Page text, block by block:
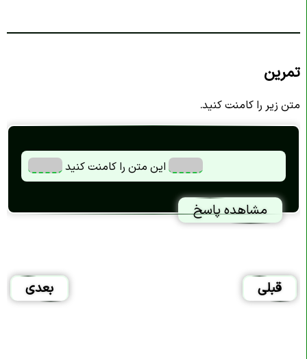
تمرین
متن زیر را کامنت کنید.
این متن را کامنت کنید
مشاهده پاسخ
قبلی بعدی